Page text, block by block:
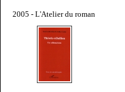
2005 - L'Atelier du roman